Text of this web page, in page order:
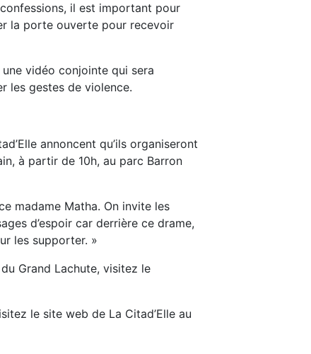
il est important pour
la porte ouverte pour recevoir
vidéo conjointe qui sera
les gestes de violence.
annoncent qu’ils organiseront
à partir de 10h, au parc Barron
madame Matha. On invite les
d’espoir car derrière ce drame,
les supporter. »
Grand Lachute, visitez le
le site web de La Citad’Elle au